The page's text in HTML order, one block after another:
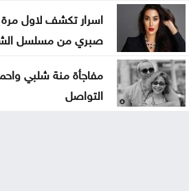
اسرار تكشف لاول
صبري من مسلسل
مفاجأة منة شلبي
التواصل